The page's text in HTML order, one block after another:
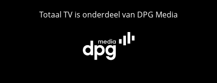
Totaal TV is onderdeel van DPG Media